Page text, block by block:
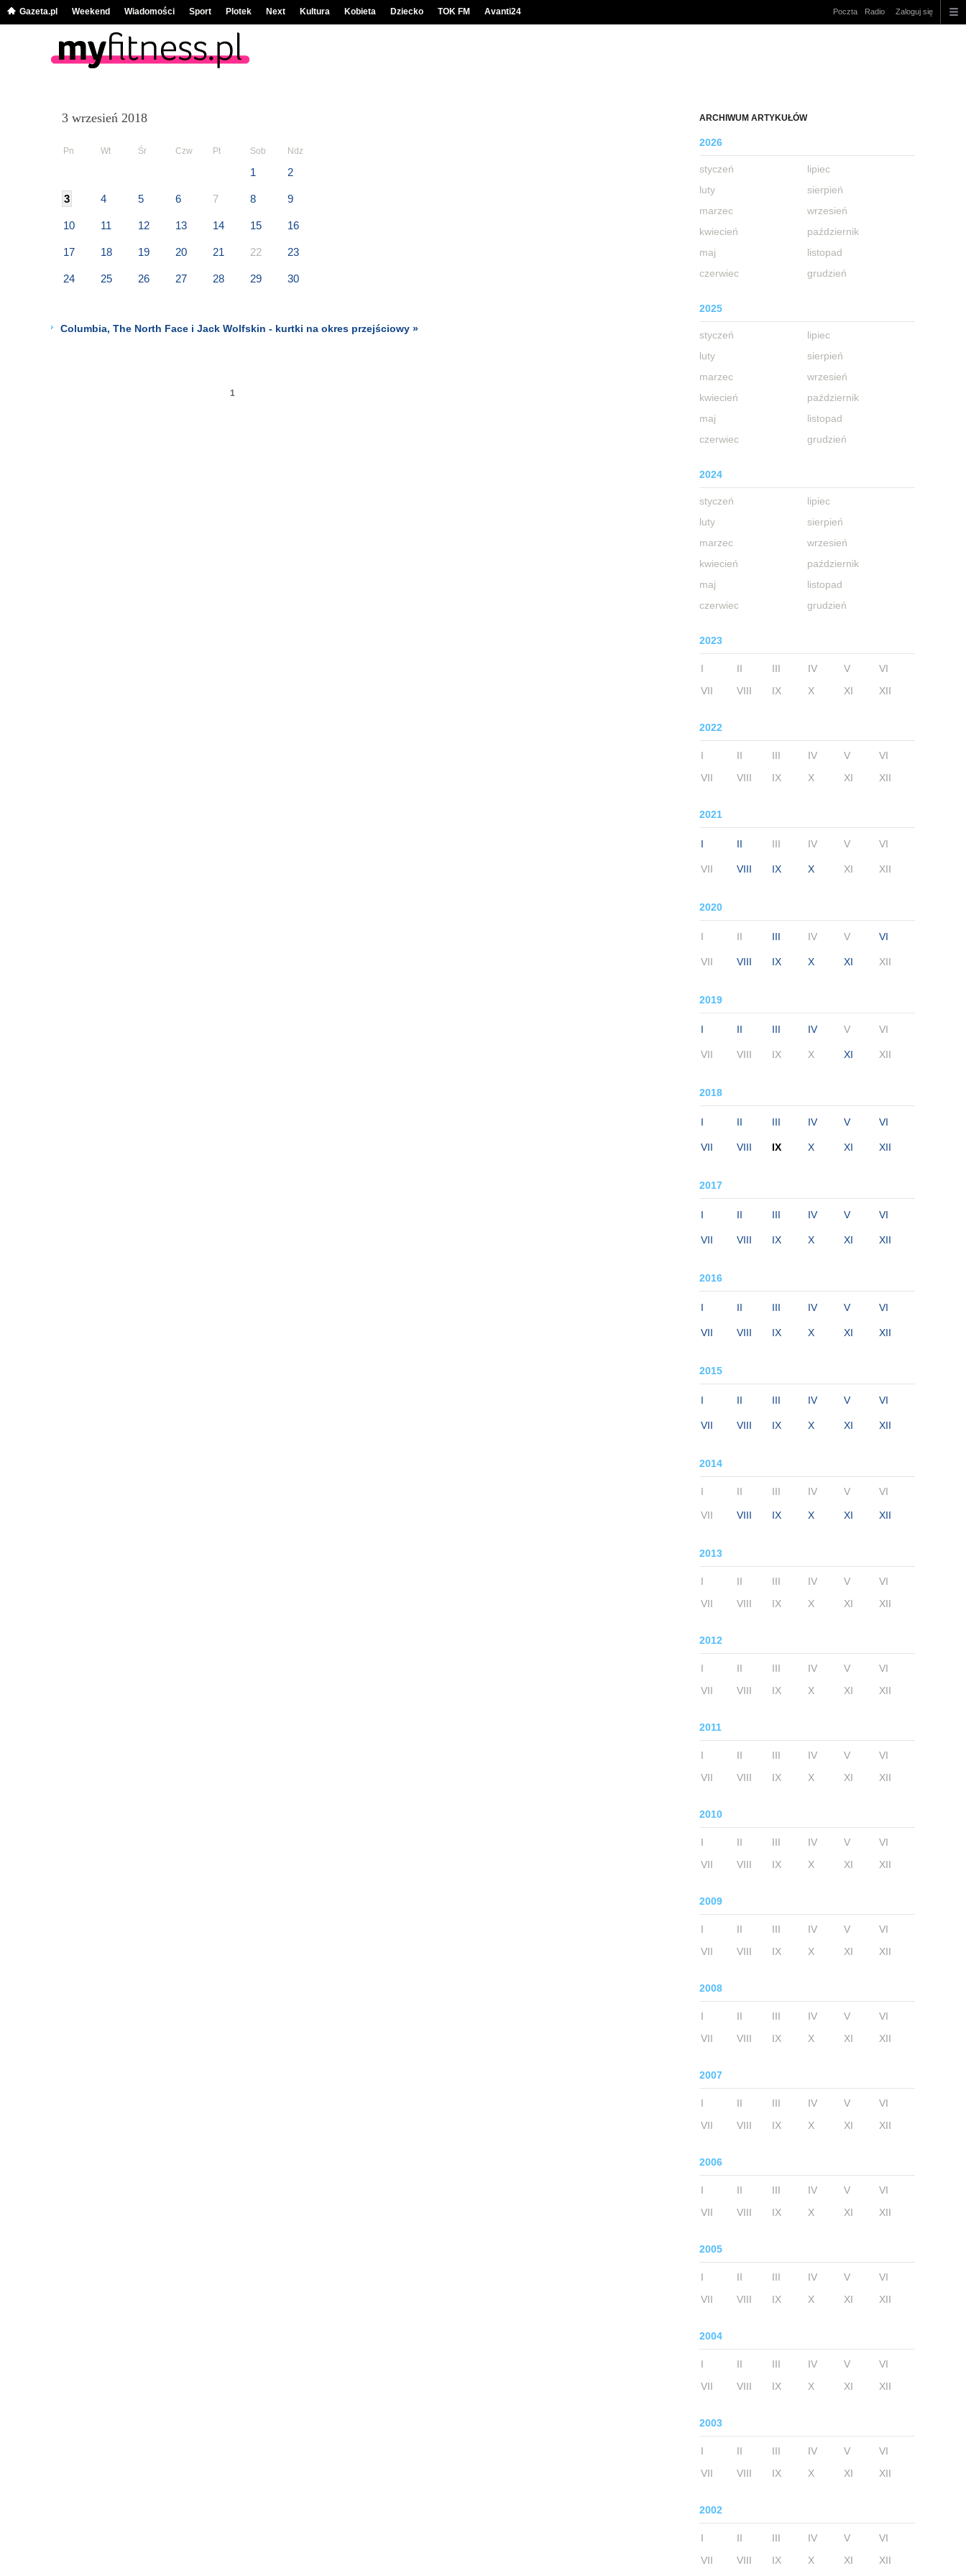
Gazeta.pl Weekend Wiadomości Sport Plotek Next Kultura Kobieta Dziecko TOK FM Avanti24 Poczta Radio Zaloguj się
ARCHIWUM ARTYKUŁÓW
2026
styczeń
luty
marzec
kwiecień
maj
czerwiec
lipiec
sierpień
wrzesień
październik
listopad
grudzień
2025
styczeń
luty
marzec
kwiecień
maj
czerwiec
lipiec
sierpień
wrzesień
październik
listopad
grudzień
2024
styczeń
luty
marzec
kwiecień
maj
czerwiec
lipiec
sierpień
wrzesień
październik
listopad
grudzień
2023
I II III IV V
VI
VII
VIII IX X XI XII
2022
I II III IV V
VI
VII
VIII IX X XI XII
2021
I II III IV V VI
VII VIII IX X XI XII
2020
I II III IV V VI
VII VIII IX X XI XII
2019
I II III IV V VI
VII VIII IX X XI XII
2018
I II III IV V VI
VII VIII IX X XI XII
2017
I II III IV V VI
VII VIII IX X XI XII
2016
I II III IV V VI
VII VIII IX X XI XII
2015
I II III IV V VI
VII VIII IX X XI XII
2014
I II III IV V VI
VII VIII IX X XI XII
2013
I II III IV V
VI
VII
VIII IX X XI XII
2012
I II III IV V
VI
VII
VIII IX X XI XII
2011
I II III IV V
VI
VII
VIII IX X XI XII
2010
I II III IV V
VI
VII
VIII IX X XI XII
2009
I II III IV V
VI
VII
VIII IX X XI XII
2008
I II III IV V
VI
VII
VIII IX X XI XII
2007
I II III IV V
VI
VII
VIII IX X XI XII
2006
I II III IV V
VI
VII
VIII IX X XI XII
2005
I II III IV V
VI
VII
VIII IX X XI XII
2004
I II III IV V
VI
VII
VIII IX X XI XII
2003
I II III IV V
VI
VII
VIII IX X XI XII
2002
I II III IV V
VI
VII
VIII IX X XI XII
3 wrzesień 2018
Pn Wt Śr Czw Pt Sob Ndz
1 2
3 4 5 6 7 8 9
10 11 12 13 14 15 16
17 18 19 20 21 22 23
24 25 26 27 28 29 30
Columbia, The North Face i Jack Wolfskin - kurtki na okres przejściowy »
1